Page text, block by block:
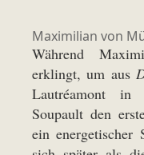
Maximilian von
Während
erklingt, um aus
Lautréamont in
Soupault den
ein energetischer